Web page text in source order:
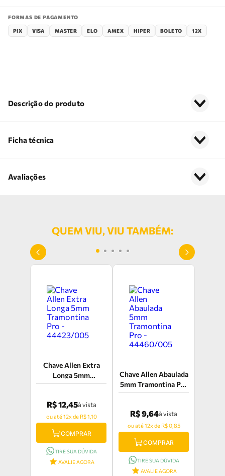
FORMAS DE PAGAMENTO
PIX VISA MASTER ELO AMEX HIPER BOLETO 12X
Descrição do produto
Ficha técnica
Avaliações
QUEM VIU, VIU TAMBÉM:
Chave Allen Extra
Longa 5mm
Tramontina Pro -
R$ 12,45à vista
ou até 12x de R$ 1,10
COMPRAR
TIRE SUA DÚVIDA
AVALIE AGORA
Chave Allen Abaulada
5mm Tramontina Pro
- 44460/005
R$ 9,64à vista
ou até 12x de R$ 0,85
COMPRAR
TIRE SUA DÚVIDA
AVALIE AGORA